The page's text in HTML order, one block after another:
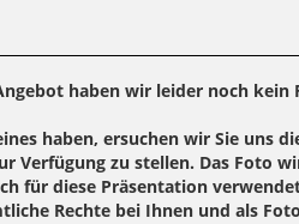
haben wir leider noch kein
haben, ersuchen wir Sie uns
Verfügung zu stellen. Das Foto
für diese Präsentation
Rechte bei Ihnen und als